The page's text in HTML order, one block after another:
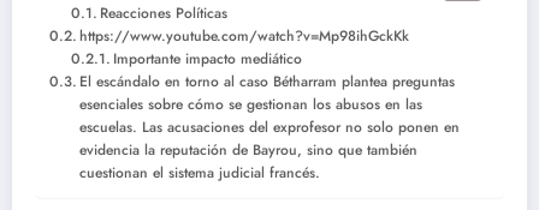
Reacciones Políticas
https://www.youtube.com/watch?v=Mp98ihGckKk
Importante impacto mediático
El escándalo en torno al caso Bétharram plantea preguntas
esenciales sobre cómo se gestionan los abusos en las
escuelas. Las acusaciones del exprofesor no solo ponen en
evidencia la reputación de Bayrou, sino que también
cuestionan el sistema judicial francés.